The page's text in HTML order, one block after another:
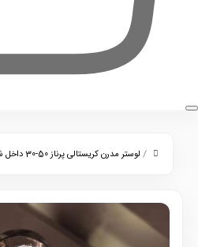
/ لوستر مدرن کریستالی پرناز 50-30 داخل شام